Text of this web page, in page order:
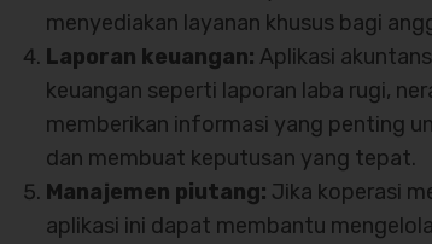
menyediakan layanan khusus bagi
Laporan keuangan: Aplikasi
keuangan seperti laporan laba rugi,
memberikan informasi yang penting
dan membuat keputusan yang tepat.
Manajemen piutang: Jika koperasi
aplikasi ini dapat membantu